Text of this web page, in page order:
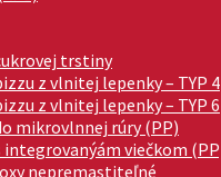
trstiny
z vlnitej lepenky – TYP 4
z vlnitej lepenky – TYP 6
mikrovlnnej rúry (PP)
integrovanýám viečkom
nepremastiteľné